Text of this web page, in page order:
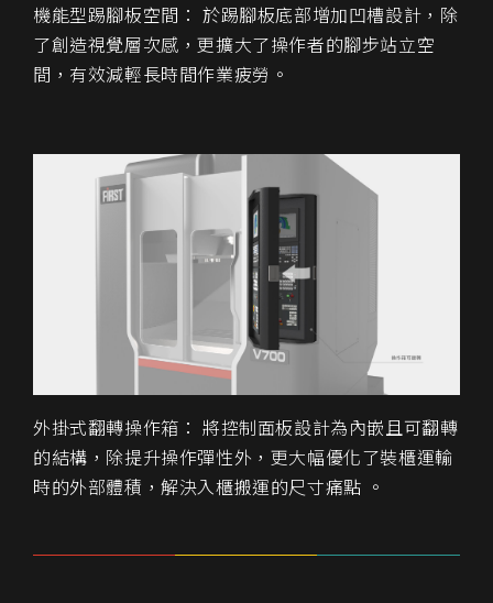
機能型踢腳板空間： 於踢腳板底部增加凹槽設計，除
了創造視覺層次感，更擴大了操作者的腳步站立空
間，有效減輕長時間作業疲勞。
外掛式翻轉操作箱： 將控制面板設計為內嵌且可翻轉
的結構，除提升操作彈性外，更大幅優化了裝櫃運輸
時的外部體積，解決入櫃搬運的尺寸痛點 。